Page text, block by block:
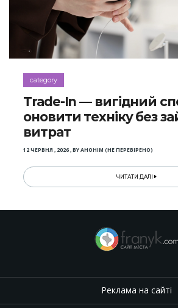
category
Trade-In — вигідний
оновити техніку без
витрат
12 ЧЕРВНЯ , 2026,BYАНОНІМ (НЕ ПЕРЕВІРЕНО)
ЧИТАТИ ДАЛІ
Реклама на сайті